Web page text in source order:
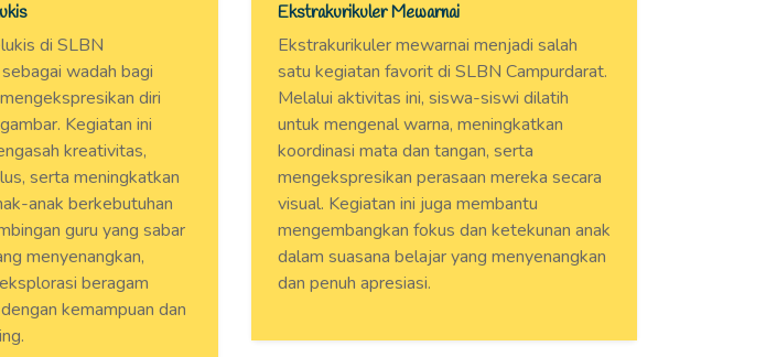
di SLBN
wadah bagi
diri
Kegiatan ini
kreativitas,
serta meningkatkan
anak berkebutuhan
guru yang sabar
menyenangkan,
beragam
kemampuan dan
Ekstrakurikuler Mewarnai
Ekstrakurikuler mewarnai menjadi salah
satu kegiatan favorit di SLBN Campurdarat.
Melalui aktivitas ini, siswa-siswi dilatih
untuk mengenal warna, meningkatkan
koordinasi mata dan tangan, serta
mengekspresikan perasaan mereka secara
visual. Kegiatan ini juga membantu
mengembangkan fokus dan ketekunan anak
dalam suasana belajar yang menyenangkan
dan penuh apresiasi.